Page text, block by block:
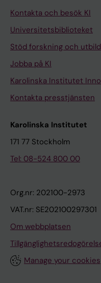
Kontakta och besök KI
Universitetsbiblioteket
Stöd forskning och
Jobba på KI
Karolinska Institutet
Kontakta presstjänsten
Karolinska Institutet
171 77 Stockholm
Tel: 08-524 800 00
Org.nr: 202100-2973
VAT.nr: SE202100297301
Om webbplatsen
Manage your cookies